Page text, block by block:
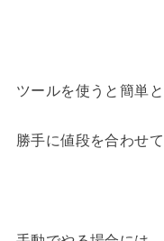
ツールを使うと簡単と
勝手に値段を合わせ